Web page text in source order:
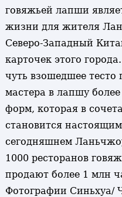
говяжьей лапши
жизни для жителя
Северо-Западный
карточек этого
чуть взошедшее тесто
мастера в лапшу
форм, которая в
становится
сегодняшнем
1000 ресторанов
продают более 1 млн
Фотографии Синьхуа/